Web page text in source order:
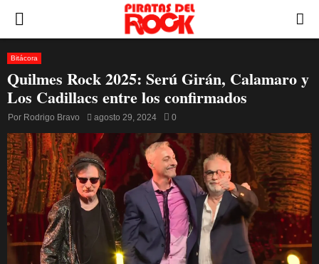
PRIMARY
MENU
Bitácora
Quilmes Rock 2025: Serú Girán, Calamaro y
Los Cadillacs entre los confirmados
Por Rodrigo Bravo agosto 29, 2024 0